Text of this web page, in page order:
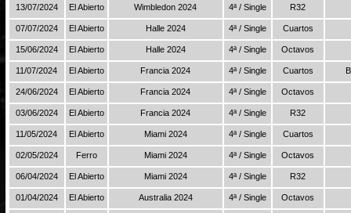
13/07/2024 El Abierto Wimbledon 2024 4ª / Single R32
07/07/2024 El Abierto Halle 2024 4ª / Single Cuartos
15/06/2024 El Abierto Halle 2024 4ª / Single Octavos
11/07/2024 El Abierto Francia 2024 4ª / Single Cuartos
24/06/2024 El Abierto Francia 2024 4ª / Single Octavos
03/06/2024 El Abierto Francia 2024 4ª / Single R32
11/05/2024 El Abierto Miami 2024 4ª / Single Cuartos
02/05/2024 Ferro Miami 2024 4ª / Single Octavos
06/04/2024 El Abierto Miami 2024 4ª / Single R32
01/04/2024 El Abierto Australia 2024 4ª / Single Octavos